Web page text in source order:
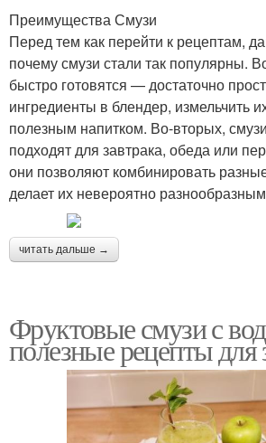
Преимущества Смузи
Перед тем как перейти к рецептам,
почему смузи стали так популярны.
быстро готовятся — достаточно
ингредиенты в блендер, измельчить
полезным напитком. Во-вторых,
подходят для завтрака, обеда или
они позволяют комбинировать
делает их невероятно
читать дальше →
Фруктовые смузи с
полезные рецепты для